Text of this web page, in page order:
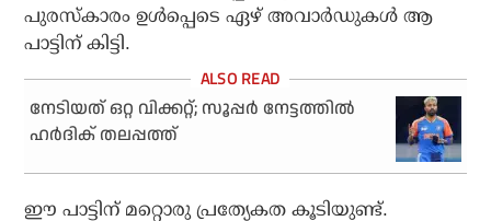
പുരസ്‌കാരം ഉള്‍പ്പെടെ ഏഴ് അവാര്‍ഡുകള്‍ ആ
പാട്ടിന് കിട്ടി.
നേടിയത് ഒറ്റ വിക്കറ്റ്; സൂപ്പര്‍ നേട്ടത്തില്‍
ഹര്‍ദിക് തലപ്പത്ത്
ഈ പാട്ടിന് മറ്റൊരു പ്രത്യേകത കൂടിയുണ്ട്.